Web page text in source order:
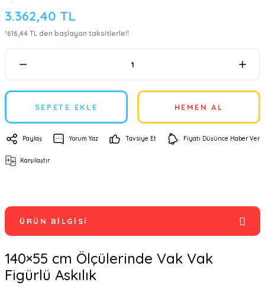
3.362,40 TL
*616,44 TL den başlayan taksitlerle!!
SEPETE EKLE HEMEN AL
Paylaş Yorum Yaz Tavsiye Et Fiyatı Düşünce Haber Ver
Karşılaştır
ÜRÜN BILGISI
140×55 cm Ölçülerinde Vak Vak
Figürlü Askılık